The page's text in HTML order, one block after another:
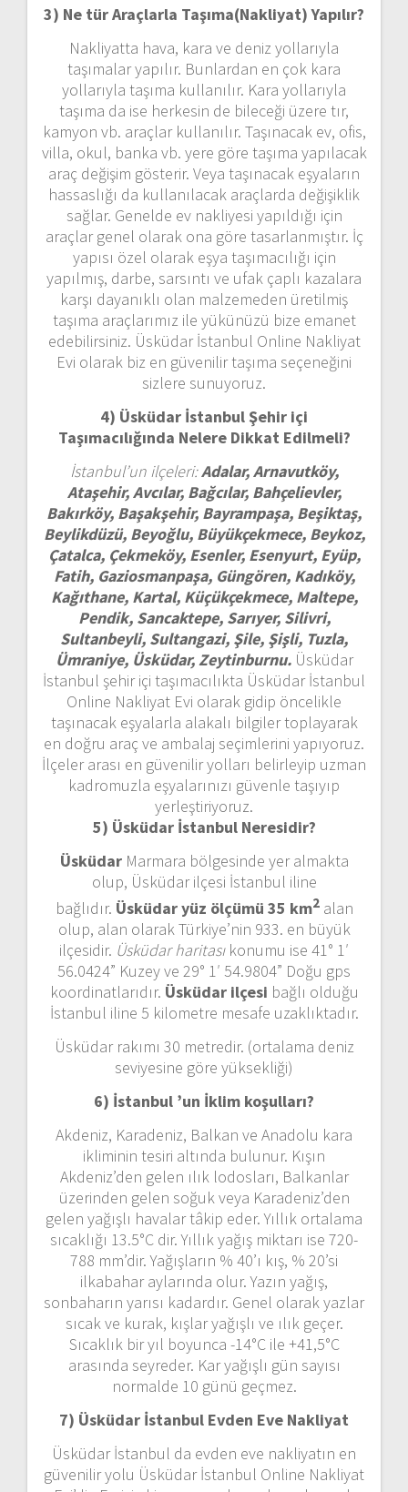
3) Ne tür Araçlarla Taşıma(Nakliyat) Yapılır?
Nakliyatta hava, kara ve deniz yollarıyla
taşımalar yapılır. Bunlardan en çok kara
yollarıyla taşıma kullanılır. Kara yollarıyla
taşıma da ise herkesin de bileceği üzere tır,
kamyon vb. araçlar kullanılır. Taşınacak ev, ofis,
villa, okul, banka vb. yere göre taşıma yapılacak
araç değişim gösterir. Veya taşınacak eşyaların
hassaslığı da kullanılacak araçlarda değişiklik
sağlar. Genelde ev nakliyesi yapıldığı için
araçlar genel olarak ona göre tasarlanmıştır. İç
yapısı özel olarak eşya taşımacılığı için
yapılmış, darbe, sarsıntı ve ufak çaplı kazalara
karşı dayanıklı olan malzemeden üretilmiş
taşıma araçlarımız ile yükünüzü bize emanet
edebilirsiniz. Üsküdar İstanbul Online Nakliyat
Evi olarak biz en güvenilir taşıma seçeneğini
sizlere sunuyoruz.
4) Üsküdar İstanbul Şehir içi
Taşımacılığında Nelere Dikkat Edilmeli?
İstanbul’un ilçeleri:Adalar, Arnavutköy,
Ataşehir, Avcılar, Bağcılar, Bahçelievler,
Bakırköy, Başakşehir, Bayrampaşa, Beşiktaş,
Beylikdüzü, Beyoğlu, Büyükçekmece, Beykoz,
Çatalca, Çekmeköy, Esenler, Esenyurt, Eyüp,
Fatih, Gaziosmanpaşa, Güngören, Kadıköy,
Kağıthane, Kartal, Küçükçekmece, Maltepe,
Pendik, Sancaktepe, Sarıyer, Silivri,
Sultanbeyli, Sultangazi, Şile, Şişli, Tuzla,
Ümraniye, Üsküdar, Zeytinburnu. Üsküdar
İstanbul şehir içi taşımacılıkta Üsküdar İstanbul
Online Nakliyat Evi olarak gidip öncelikle
taşınacak eşyalarla alakalı bilgiler toplayarak
en doğru araç ve ambalaj seçimlerini yapıyoruz.
İlçeler arası en güvenilir yolları belirleyip uzman
kadromuzla eşyalarınızı güvenle taşıyıp
yerleştiriyoruz.
5) Üsküdar İstanbul Neresidir?
ÜsküdarMarmara bölgesinde yer almakta
olup, Üsküdar ilçesi İstanbul iline
bağlıdır. Üsküdar yüz ölçümü 35 km2alan
olup, alan olarak Türkiye’nin 933. en büyük
ilçesidir. Üsküdar haritasıkonumu ise 41° 1′
56.0424” Kuzey ve 29° 1′ 54.9804” Doğu gps
koordinatlarıdır. Üsküdar ilçesi bağlı olduğu
İstanbul iline 5 kilometre mesafe uzaklıktadır.
Üsküdar rakımı 30 metredir. (ortalama deniz
seviyesine göre yüksekliği)
6) İstanbul ’un İklim koşulları?
Akdeniz, Karadeniz, Balkan ve Anadolu kara
ikliminin tesiri altında bulunur. Kışın
Akdeniz’den gelen ılık lodosları, Balkanlar
üzerinden gelen soğuk veya Karadeniz’den
gelen yağışlı havalar tâkip eder. Yıllık ortalama
sıcaklığı 13.5°C dir. Yıllık yağış miktarı ise 720-
788 mm’dir. Yağışların % 40’ı kış, % 20’si
ilkabahar aylarında olur. Yazın yağış,
sonbaharın yarısı kadardır. Genel olarak yazlar
sıcak ve kurak, kışlar yağışlı ve ılık geçer.
Sıcaklık bir yıl boyunca -14°C ile +41,5°C
arasında seyreder. Kar yağışlı gün sayısı
normalde 10 günü geçmez.
7) Üsküdar İstanbul Evden Eve Nakliyat
Üsküdar İstanbul da evden eve nakliyatın en
güvenilir yolu Üsküdar İstanbul Online Nakliyat